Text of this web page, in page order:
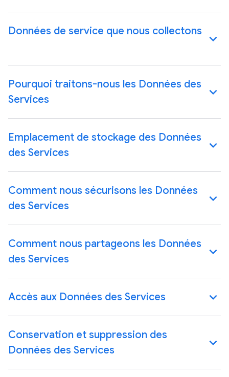
Données de service que nous collectons
Pourquoi traitons-nous les Données des
Services
Emplacement de stockage des Données
des Services
Comment nous sécurisons les Données
des Services
Comment nous partageons les Données
des Services
Accès aux Données des Services
Conservation et suppression des
Données des Services